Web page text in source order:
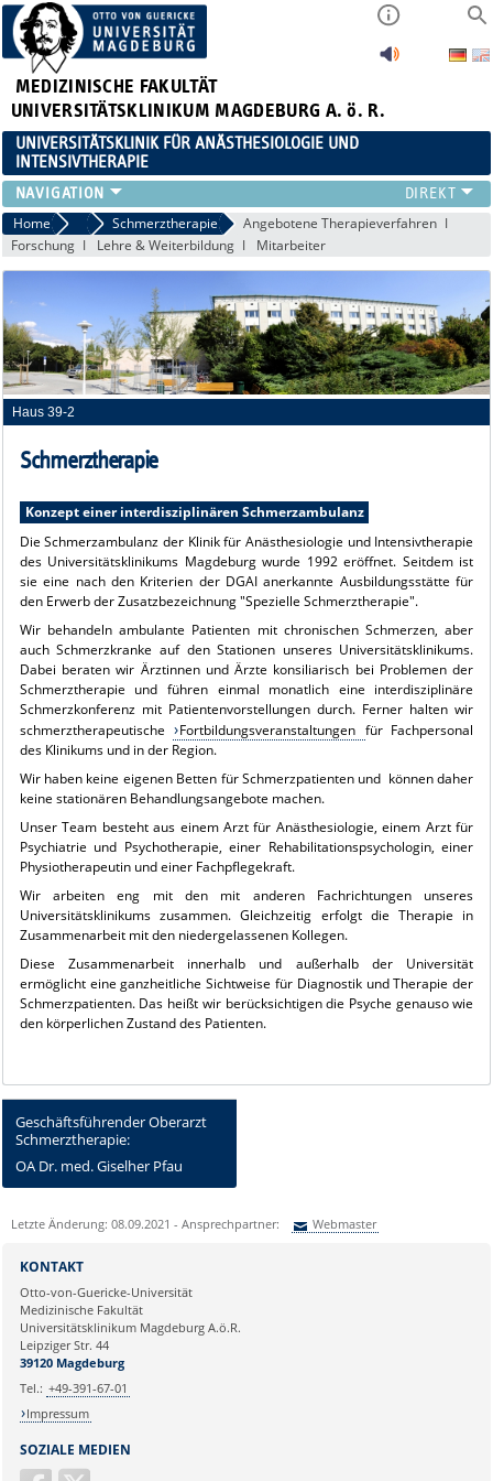
MEDIZINISCHE FAKULTÄT
UNIVERSITÄTSKLINIKUM MAGDEBURG A. ö. R.
UNIVERSITÄTSKLINIK FÜR ANÄSTHESIOLOGIE UND
INTENSIVTHERAPIE
BEREICHE AINSP
PATIENTENINFORMATIONEN
MITARBEITER
FORSCHUNG & LEHRE
WEITERBILDUNG
KARRIERE
Home Bereiche AINSP
Schmerztherapie
Angebotene Therapieverfahren
Forschung
Lehre & Weiterbildung Mitarbeiter
Haus 39-2
Schmerztherapie
Konzept einer interdisziplinären Schmerzambulanz
Die Schmerzambulanz der Klinik für Anästhesiologie und Intensivtherapie
des Universitätsklinikums Magdeburg wurde 1992 eröffnet. Seitdem ist
sie eine nach den Kriterien der DGAI anerkannte Ausbildungsstätte für
den Erwerb der Zusatzbezeichnung "Spezielle Schmerztherapie".
Wir behandeln ambulante Patienten mit chronischen Schmerzen, aber
auch Schmerzkranke auf den Stationen unseres Universitätsklinikums.
Dabei beraten wir Ärztinnen und Ärzte konsiliarisch bei Problemen der
Schmerztherapie und führen einmal monatlich eine interdisziplinäre
Schmerzkonferenz mit Patientenvorstellungen durch. Ferner halten wir
schmerztherapeutische
Fortbildungsveranstaltungen für Fachpersonal
des Klinikums und in der Region.
Wir haben keine eigenen Betten für Schmerzpatienten und können daher
keine stationären Behandlungsangebote machen.
Unser Team besteht aus einem Arzt für Anästhesiologie, einem Arzt für
Psychiatrie und Psychotherapie, einer Rehabilitationspsychologin, einer
Physiotherapeutin und einer Fachpflegekraft.
Wir arbeiten eng mit den mit anderen Fachrichtungen unseres
Universitätsklinikums zusammen. Gleichzeitig erfolgt die Therapie in
Zusammenarbeit mit den niedergelassenen Kollegen.
Diese Zusammenarbeit innerhalb und außerhalb der Universität
ermöglicht eine ganzheitliche Sichtweise für Diagnostik und Therapie der
Schmerzpatienten. Das heißt wir berücksichtigen die Psyche genauso wie
den körperlichen Zustand des Patienten.
Geschäftsführender Oberarzt
Schmerztherapie:
OA Dr. med. Giselher Pfau
Letzte Änderung: 08.09.2021 - Ansprechpartner: Webmaster
Ihre E-Mailadresse:
Ihr Anliegen:
SOZIALE MEDIEN
KONTAKT
Otto-von-Guericke-Universität
Medizinische Fakultät
Universitätsklinikum Magdeburg A.ö.R.
Leipziger Str. 44
39120 Magdeburg
Tel.: +49-391-67-01
Impressum